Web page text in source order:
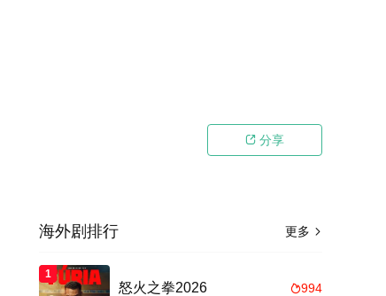
 分享
更多 
海外剧排行
1
994
怒火之拳2026